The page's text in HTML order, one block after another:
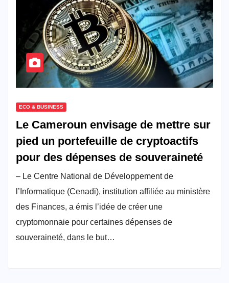
ECO & BUSINESS
Le Cameroun envisage de mettre sur
pied un portefeuille de cryptoactifs
pour des dépenses de souveraineté
– Le Centre National de Développement de
l’Informatique (Cenadi), institution affiliée au ministère
des Finances, a émis l’idée de créer une
cryptomonnaie pour certaines dépenses de
souveraineté, dans le but…